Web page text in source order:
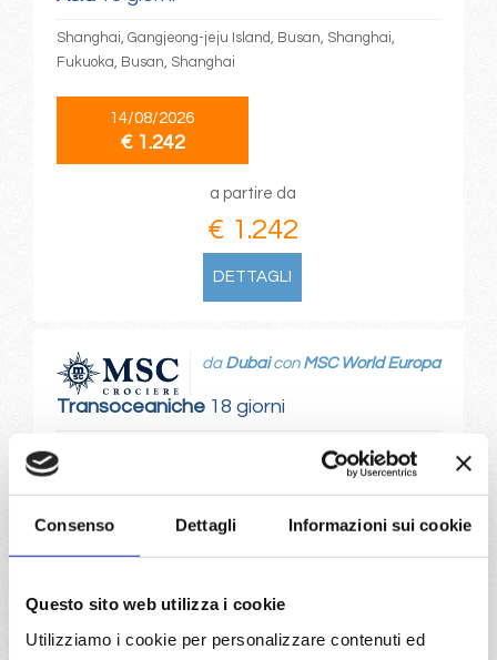
Consenso Dettagli Informazioni sui cookie
Questo sito web utilizza i cookie
Utilizziamo i cookie per personalizzare contenuti ed
Shanghai, Gangjeong-jeju Island, Busan, Shanghai,
Fukuoka, Busan, Shanghai
14/08/2026
€ 1.242
a partire da
€ 1.242
DETTAGLI
Transoceaniche18 giorni
da Dubaicon MSC World Europa
Dubai, Abu Dhabi, Sir Bani Yas Is, Muscat, Safaga, Canale
Di Suez (transito), Valletta, Napoli
01/04/2028
€ 1.243
a partire da
€ 1.243